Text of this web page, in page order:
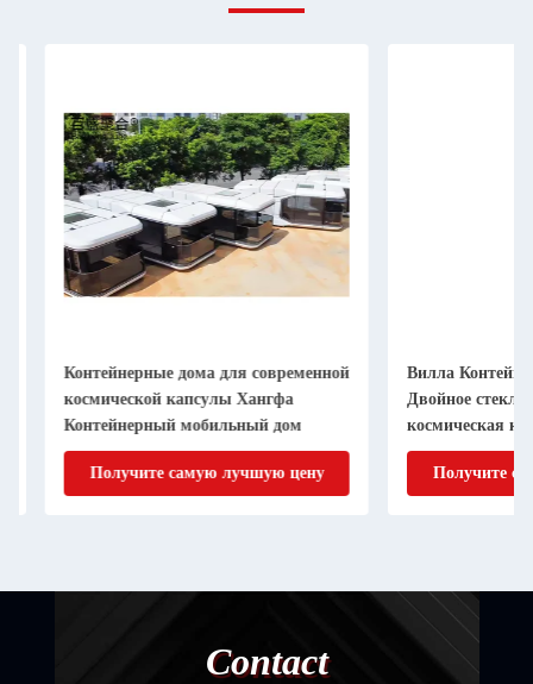
Контейнерные дома для современной
космической капсулы Хангфа
Контейнерный мобильный дом
Получите самую лучшую цену
Вилла
Двойное стекло
космическая
отель
Получите
Contact